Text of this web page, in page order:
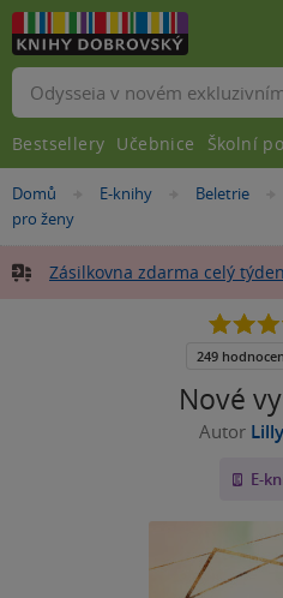
Nacházíte
se
Domů »
E-knihy »
Beletrie
pro ženy
Zásilkovna zdarma celý
Nové
Autor
E-
4.7
5
249
Vyhledávání
Bestsellery Učebnice Školní